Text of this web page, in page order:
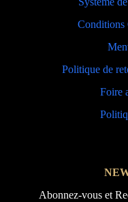
Conditions
Politique de
Foire
Abonnez-vous et